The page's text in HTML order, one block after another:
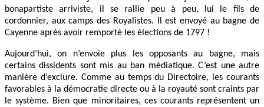
bonapartiste arriviste, il se rallie peu à peu, lui le fils de
cordonnier, aux camps des Royalistes. Il est envoyé au bagne de
Cayenne après avoir remporté les élections de 1797 !
Aujourd’hui, on n’envoie plus les opposants au bagne, mais
certains dissidents sont mis au ban médiatique. C’est une autre
manière d’exclure. Comme au temps du Directoire, les courants
favorables à la démocratie directe ou à la royauté sont craints par
le système. Bien que minoritaires, ces courants représentent un